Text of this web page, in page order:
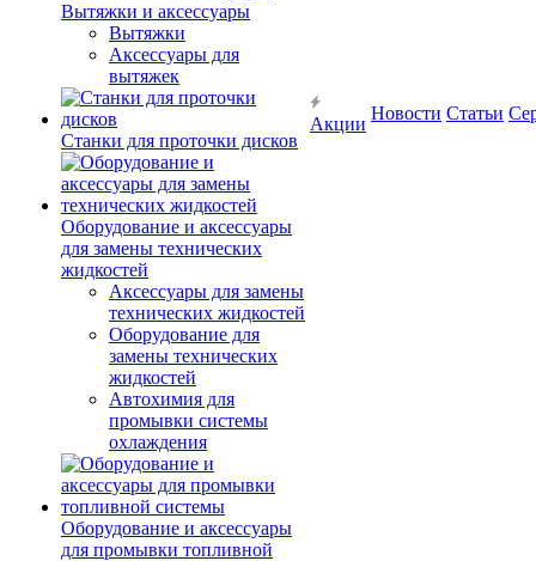
Вытяжки и аксессуары
Вытяжки
Аксессуары для
вытяжек
Станки для проточки дисков
Оборудование и аксессуары
для замены технических
жидкостей
Аксессуары для замены
технических жидкостей
Оборудование для
замены технических
жидкостей
Автохимия для
промывки системы
охлаждения
Оборудование и аксессуары
для промывки топливной
Акции
Новости Статьи